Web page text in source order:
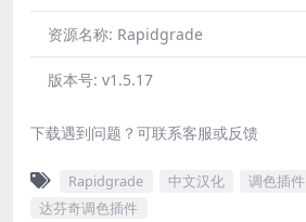
资源名称: Rapidgrade
版本号: v1.5.17
下载遇到问题？可联系客服或反馈
Rapidgrade 中文汉化 调色插件
达芬奇调色插件